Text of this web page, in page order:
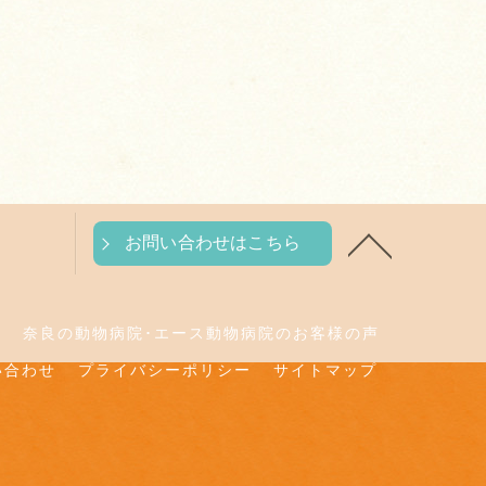
お問い合わせはこちら
奈良の動物病院･エース動物病院のお客様の声
わせ
プライバシーポリシー サイトマップ